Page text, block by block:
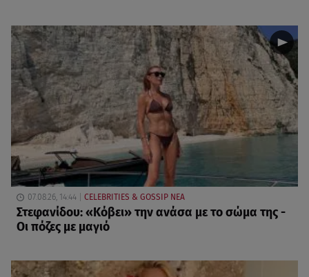
07.08.26, 14:44 CELEBRITIES & GOSSIP ΝΕΑ
Στεφανίδου: «Κόβει» την ανάσα με το σώμα της -
Οι πόζες με μαγιό